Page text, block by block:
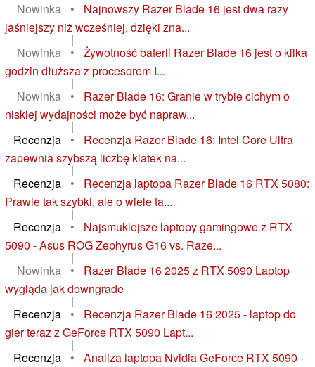
Nowinka
•
Najnowszy Razer Blade 16 jest dwa razy
jaśniejszy niż wcześniej, dzięki zna...
|
Nowinka
•
Żywotność baterii Razer Blade 16 jest o kilka
godzin dłuższa z procesorem I...
|
Nowinka
•
Razer Blade 16: Granie w trybie cichym o
niskiej wydajności może być napraw...
|
Recenzja
•
Recenzja Razer Blade 16: Intel Core Ultra
zapewnia szybszą liczbę klatek na...
|
Recenzja
•
Recenzja laptopa Razer Blade 16 RTX 5080:
Prawie tak szybki, ale o wiele ta...
|
Recenzja
•
Najsmuklejsze laptopy gamingowe z RTX
5090 - Asus ROG Zephyrus G16 vs. Raze...
|
Nowinka
•
Razer Blade 16 2025 z RTX 5090 Laptop
wygląda jak downgrade
|
Recenzja
•
Recenzja Razer Blade 16 2025 - laptop do
gier teraz z GeForce RTX 5090 Lapt...
|
Recenzja
•
Analiza laptopa Nvidia GeForce RTX 5090 -